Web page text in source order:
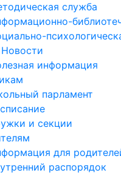
служба
Новости
информация
парламент
и секции
для
распорядок